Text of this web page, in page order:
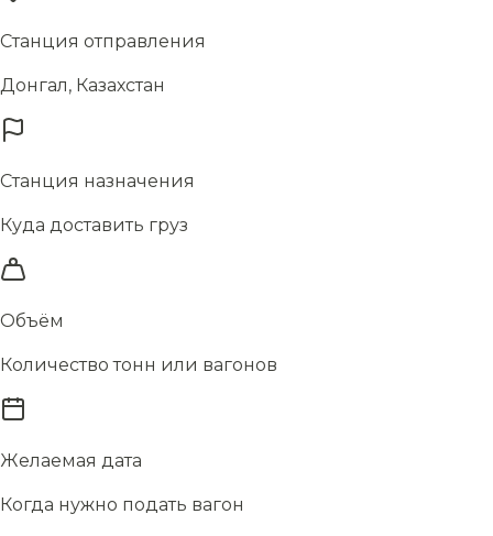
Станция отправления
Донгал, Казахстан
Станция назначения
Куда доставить груз
Объём
Количество тонн или вагонов
Желаемая дата
Когда нужно подать вагон